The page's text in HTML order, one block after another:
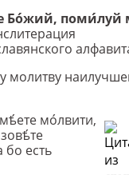
Бо́жий, поми́луй
молитву
мо́лвити,
бо есть